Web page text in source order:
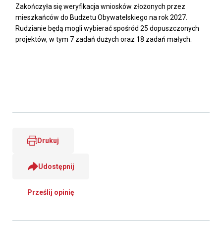
Zakończyła się weryfikacja wniosków złożonych przez
mieszkańców do Budżetu Obywatelskiego na rok 2027.
Rudzianie będą mogli wybierać spośród 25 dopuszczonych
projektów, w tym 7 zadań dużych oraz 18 zadań małych.
Drukuj
Udostępnij
Prześlij opinię